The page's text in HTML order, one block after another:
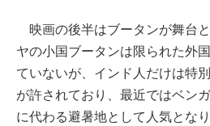
映画の後半はブータンが舞台
ヤの小国ブータンは限られた外
ていないが、インド人だけは特
が許されており、最近ではベン
に代わる避暑地として人気とな